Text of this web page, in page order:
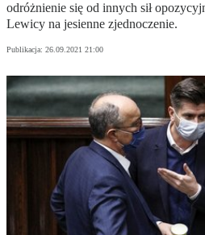
odróżnienie się od innych sił
Lewicy na jesienne zjednoczenie.
Publikacja: 26.09.2021 21:00